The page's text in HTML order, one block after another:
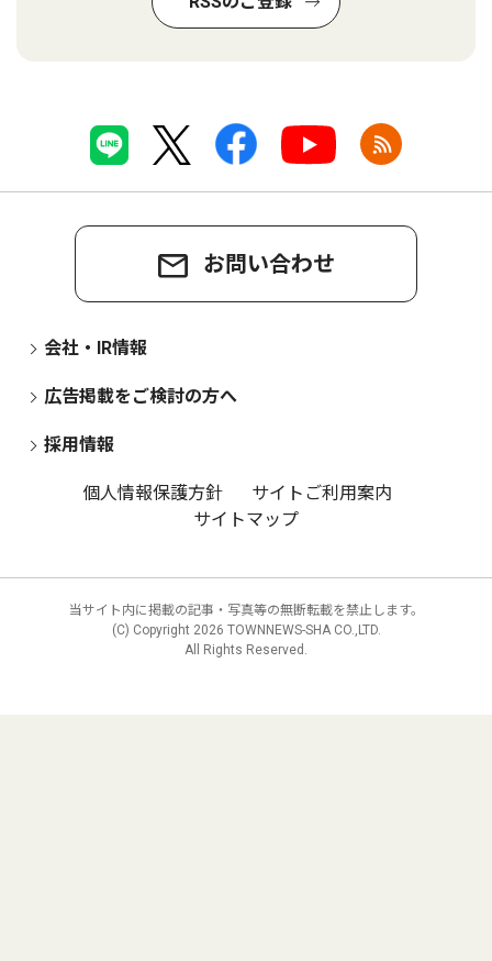
お問い合わせ
会社・IR情報
広告掲載をご検討の方へ
採用情報
個人情報保護方針
サイトご利用案内
サイトマップ
当サイト内に掲載の記事・写真等の無断転載を禁止します。
(C) Copyright 2026 TOWNNEWS-SHA CO.,LTD.
All Rights Reserved.